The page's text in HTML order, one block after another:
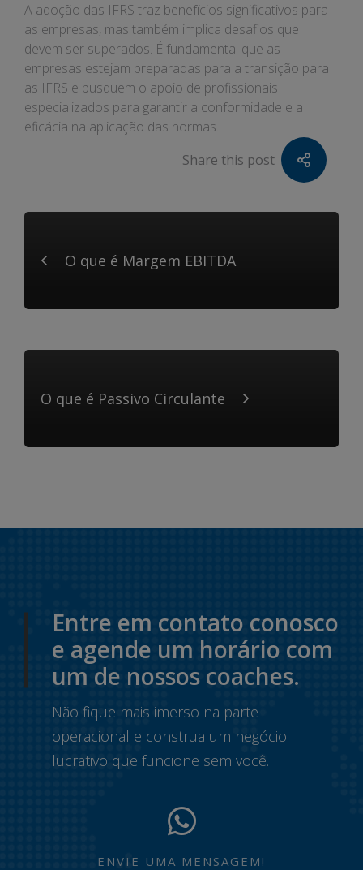
A adoção das IFRS traz benefícios significativos para
as empresas, mas também implica desafios que
devem ser superados. É fundamental que as
empresas estejam preparadas para a transição para
as IFRS e busquem o apoio de profissionais
especializados para garantir a conformidade e a
eficácia na aplicação das normas.
Share this post
O que é Margem EBITDA
O que é Passivo Circulante
Entre em contato conosco
e agende um horário com
um de nossos coaches.
Não fique mais imerso na parte
operacional e construa um negócio
lucrativo que funcione sem você.
ENVIE UMA MENSAGEM!